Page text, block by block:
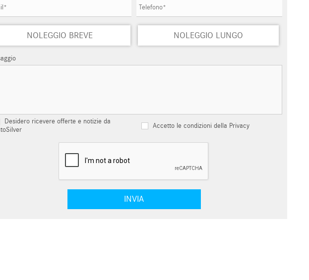
NOLEGGIO BREVE NOLEGGIO LUNGO
Desidero ricevere offerte e notizie da
Accetto le condizioni della Privacy